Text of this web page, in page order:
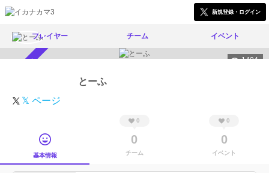
新規登録・ログイン
プレイヤー チーム イベント
1494
とーふ
𝕏 ページ
基本情報
0
0
チーム
0
0
イベント